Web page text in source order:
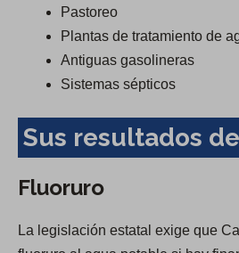
Pastoreo
Plantas de tratamiento de
Antiguas gasolineras
Sistemas sépticos
Sus resultados
Fluoruro
La legislación estatal exige que